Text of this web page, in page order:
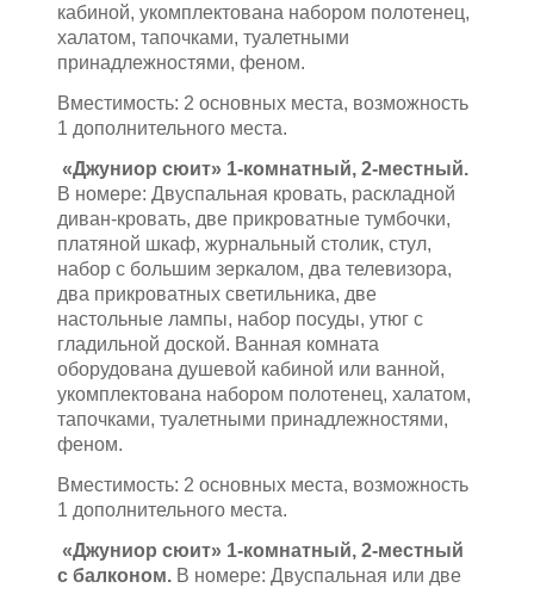
кабиной, укомплектована набором полотенец,
халатом, тапочками, туалетными
принадлежностями, феном.
Вместимость: 2 основных места, возможность
1 дополнительного места.
«Джуниор сюит» 1-комнатный, 2-местный.
В номере: Двуспальная кровать, раскладной
диван-кровать, две прикроватные тумбочки,
платяной шкаф, журнальный столик, стул,
набор с большим зеркалом, два телевизора,
два прикроватных светильника, две
настольные лампы, набор посуды, утюг с
гладильной доской. Ванная комната
оборудована душевой кабиной или ванной,
укомплектована набором полотенец, халатом,
тапочками, туалетными принадлежностями,
феном.
Вместимость: 2 основных места, возможность
1 дополнительного места.
«Джуниор сюит» 1-комнатный, 2-местный
с балконом. В номере: Двуспальная или две